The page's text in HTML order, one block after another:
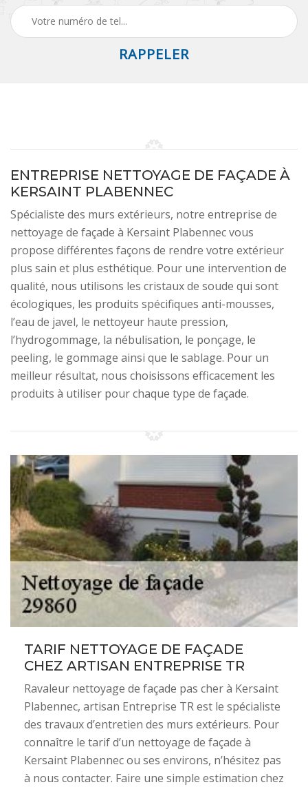
ENTREPRISE NETTOYAGE DE FAÇADE À
KERSAINT PLABENNEC
Spécialiste des murs extérieurs, notre entreprise de
nettoyage de façade à Kersaint Plabennec vous
propose différentes façons de rendre votre extérieur
plus sain et plus esthétique. Pour une intervention de
qualité, nous utilisons les cristaux de soude qui sont
écologiques, les produits spécifiques anti-mousses,
l’eau de javel, le nettoyeur haute pression,
l’hydrogommage, la nébulisation, le ponçage, le
peeling, le gommage ainsi que le sablage. Pour un
meilleur résultat, nous choisissons efficacement les
produits à utiliser pour chaque type de façade.
TARIF NETTOYAGE DE FAÇADE
CHEZ ARTISAN ENTREPRISE TR
Ravaleur nettoyage de façade pas cher à Kersaint
Plabennec, artisan Entreprise TR est le spécialiste
des travaux d’entretien des murs extérieurs. Pour
connaître le tarif d’un nettoyage de façade à
Kersaint Plabennec ou ses environs, n’hésitez pas
à nous contacter. Faire une simple estimation chez